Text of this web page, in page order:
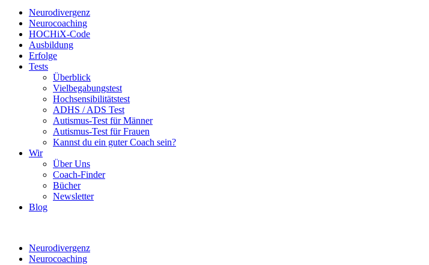
Neurodivergenz
Neurocoaching
HOCHiX-Code
Ausbildung
Erfolge
Tests
Überblick
Vielbegabungstest
Hochsensibilitätstest
ADHS / ADS Test
Autismus-Test für Männer
Autismus-Test für Frauen
Kannst du ein guter Coach sein?
Wir
Über Uns
Coach-Finder
Bücher
Newsletter
Blog
Neurodivergenz
Neurocoaching